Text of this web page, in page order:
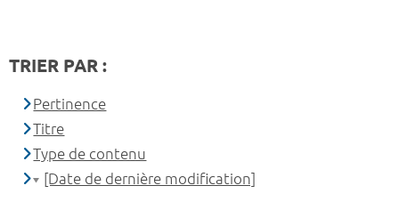
TRIER PAR :
Pertinence
Titre
Type de contenu
[Date de dernière modification]